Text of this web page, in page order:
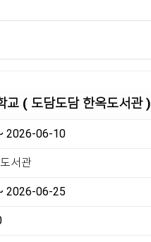
교 ( 도담도담 한옥도서관 )
2026-06-10
서관
2026-06-25